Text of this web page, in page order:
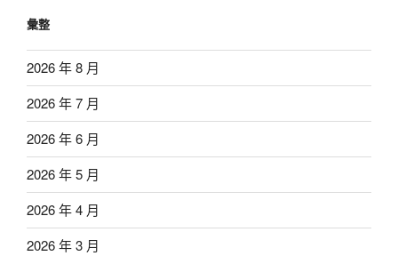
彙整
2026 年 8 月
2026 年 7 月
2026 年 6 月
2026 年 5 月
2026 年 4 月
2026 年 3 月